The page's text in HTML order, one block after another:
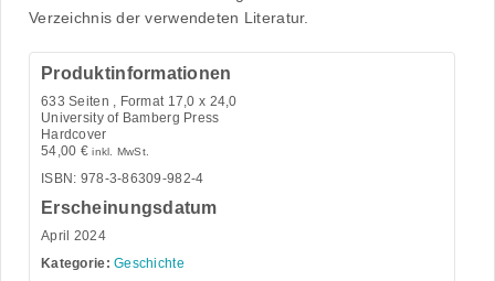
Verzeichnis der verwendeten Literatur.
Produktinformationen
633 Seiten , Format 17,0 x 24,0
University of Bamberg Press
Hardcover
54,00 € inkl. MwSt.
ISBN: 978-3-86309-982-4
Erscheinungsdatum
April 2024
Kategorie: Geschichte